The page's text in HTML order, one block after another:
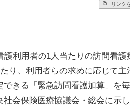
リンク
利用者の1人当たりの訪問看護
り、利用者らの求めに応じて
きる「緊急訪問看護加算」を
会保険医療協議会・総会に示